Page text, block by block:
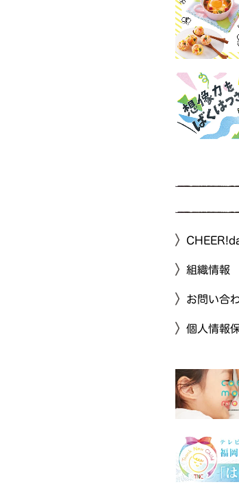
組織情報
お問い合
個人情報